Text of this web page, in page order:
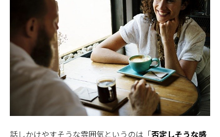
話しかけやすそうな雰囲気というのは「否定しそうな感